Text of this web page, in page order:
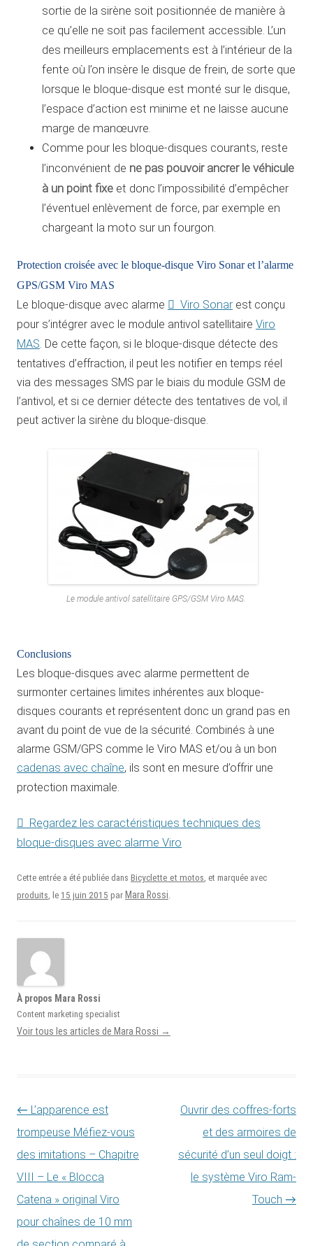
sortie de la sirène soit positionnée de manière à
ce qu’elle ne soit pas facilement accessible. L’un
des meilleurs emplacements est à l’intérieur de la
fente où l’on insère le disque de frein, de sorte que
lorsque le bloque-disque est monté sur le disque,
l’espace d’action est minime et ne laisse aucune
marge de manœuvre.
Comme pour les bloque-disques courants, reste
l’inconvénient de ne pas pouvoir ancrer le véhicule
à un point fixe et donc l’impossibilité d’empêcher
l’éventuel enlèvement de force, par exemple en
chargeant la moto sur un fourgon.
Protection croisée avec le bloque-disque Viro Sonar et l’alarme
GPS/GSM Viro MAS
Le bloque-disque avec alarme Viro Sonar est conçu
pour s’intégrer avec le module antivol satellitaire Viro
MAS. De cette façon, si le bloque-disque détecte des
tentatives d’effraction, il peut les notifier en temps réel
via des messages SMS par le biais du module GSM de
l’antivol, et si ce dernier détecte des tentatives de vol, il
peut activer la sirène du bloque-disque.
Le module antivol satellitaire GPS/GSM Viro MAS.
Conclusions
Les bloque-disques avec alarme permettent de
surmonter certaines limites inhérentes aux bloque-
disques courants et représentent donc un grand pas en
avant du point de vue de la sécurité. Combinés à une
alarme GSM/GPS comme le Viro MAS et/ou à un bon
cadenas avec chaîne, ils sont en mesure d’offrir une
protection maximale.
Regardez les caractéristiques techniques des
bloque-disques avec alarme Viro
Cette entrée a été publiée dans Bicyclette et motos, et marquée avec
produits, le 15 juin 2015 par Mara Rossi.
À propos Mara Rossi
Content marketing specialist
Voir tous les articles de Mara Rossi →
Navigation des articles
← L’apparence est
trompeuse Méfiez-vous
des imitations – Chapitre
VIII – Le « Blocca
Catena » original Viro
pour chaînes de 10 mm
Ouvrir des coffres-forts
et des armoires de
sécurité d’un seul doigt :
le système Viro Ram-
Touch →